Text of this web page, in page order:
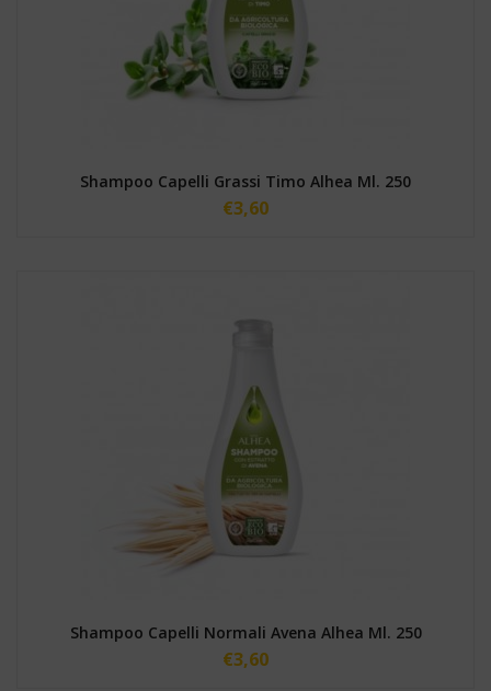
Shampoo Capelli Grassi Timo Alhea Ml. 250
€3,60
Shampoo Capelli Normali Avena Alhea Ml. 250
€3,60